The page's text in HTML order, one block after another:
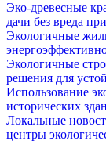
Эко-древесные
дачи без вреда
Экологичные
Экологичные
решения для
Использование
исторических
Локальные
центры